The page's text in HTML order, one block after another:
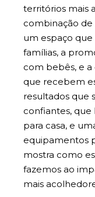
territórios mais
combinação
um espaço que
famílias, a
com bebês, e a
que recebem
resultados que
confiantes, que
para casa, e
equipamentos
mostra como
fazemos ao
mais